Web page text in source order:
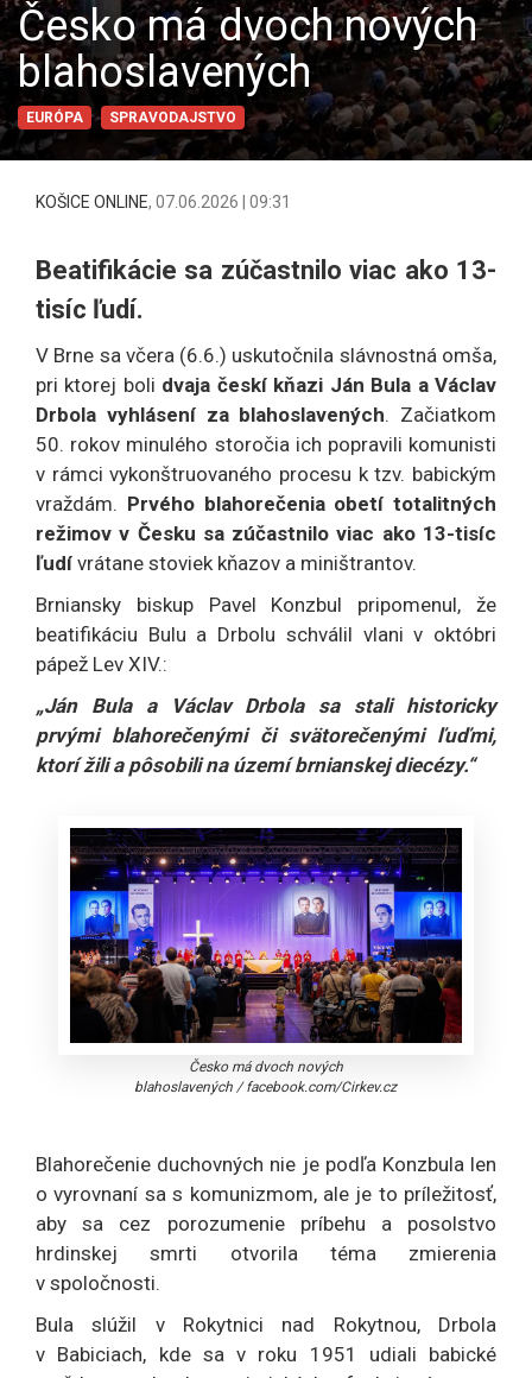
Česko má dvoch nových
blahoslavených
EURÓPA SPRAVODAJSTVO
KOŠICE ONLINE, 07.06.2026 | 09:31
Beatifikácie sa zúčastnilo viac ako 13-
tisíc ľudí.
V Brne sa včera (6.6.) uskutočnila slávnostná omša,
pri ktorej boli dvaja českí kňazi Ján Bula a Václav
Drbola vyhlásení za blahoslavených. Začiatkom
50. rokov minulého storočia ich popravili komunisti
v rámci vykonštruovaného procesu k tzv. babickým
vraždám. Prvého blahorečenia obetí totalitných
režimov v Česku sa zúčastnilo viac ako 13-tisíc
ľudí vrátane stoviek kňazov a miništrantov.
Brniansky biskup Pavel Konzbul pripomenul, že
beatifikáciu Bulu a Drbolu schválil vlani v októbri
pápež Lev XIV.:
„Ján Bula a Václav Drbola sa stali historicky
prvými blahorečenými či svätorečenými ľuďmi,
ktorí žili a pôsobili na území brnianskej diecézy.“
Česko má dvoch nových
blahoslavených /facebook.com/Cirkev.cz
Blahorečenie duchovných nie je podľa Konzbula len
o vyrovnaní sa s komunizmom, ale je to príležitosť,
aby sa cez porozumenie príbehu a posolstvo
hrdinskej smrti otvorila téma zmierenia
v spoločnosti.
Bula slúžil v Rokytnici nad Rokytnou, Drbola
v Babiciach, kde sa v roku 1951 udiali babické